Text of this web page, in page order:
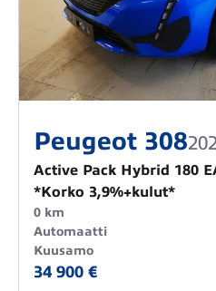
Peugeot 308
Active Pack Hybrid 180
*Korko 3,9%+kulut*
0 km
Automaatti
Kuusamo
34 900 €